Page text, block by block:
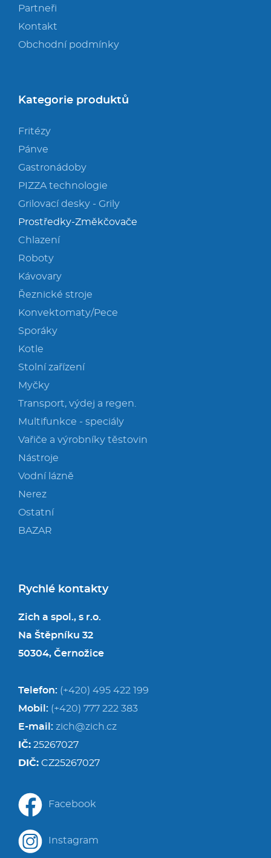
Partneři
Kontakt
Obchodní podmínky
Kategorie produktů
Fritézy
Pánve
Gastronádoby
PIZZA technologie
Grilovací desky - Grily
Prostředky-Změkčovače
Chlazení
Roboty
Kávovary
Řeznické stroje
Konvektomaty/Pece
Sporáky
Kotle
Stolní zařízení
Myčky
Transport, výdej a regen.
Multifunkce - speciály
Vařiče a výrobníky těstovin
Nástroje
Vodní lázně
Nerez
Ostatní
BAZAR
Rychlé kontakty
Zich a spol., s r.o.
Na Štěpníku 32
50304, Černožice
Telefon: (+420) 495 422 199
Mobil: (+420) 777 222 383
E-mail: zich@zich.cz
IČ: 25267027
DIČ: CZ25267027
Facebook
Instagram